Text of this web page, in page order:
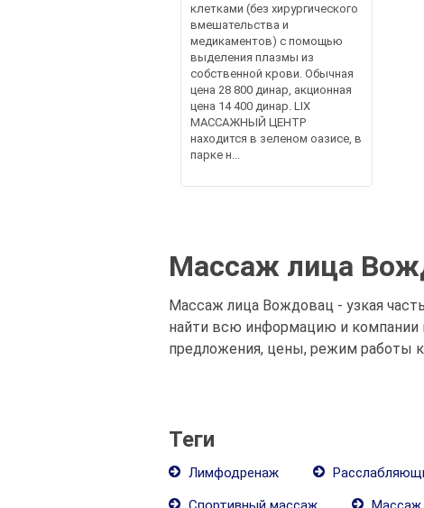
клетками (без хирургического
вмешательства и
медикаментов) с помощью
выделения плазмы из
собственной крови. Обычная
цена 28 800 динар, акционная
цена 14 400 динар. LIX
МАССАЖНЫЙ ЦЕНТР
находится в зеленом оазисе, в
парке н...
Массаж лица
Массаж лица Вождовац - узкая
найти всю информацию и компании
предложения, цены, режим работы
Теги
Лимфодренаж